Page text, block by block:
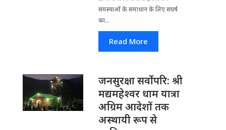
समस्याओं के समाधान के लिए संघर्ष
का...
Read More
जनसुरक्षा सर्वोपरि: श्री
मद्यमहेश्वर धाम यात्रा
अग्रिम आदेशों तक
अस्थायी रूप से